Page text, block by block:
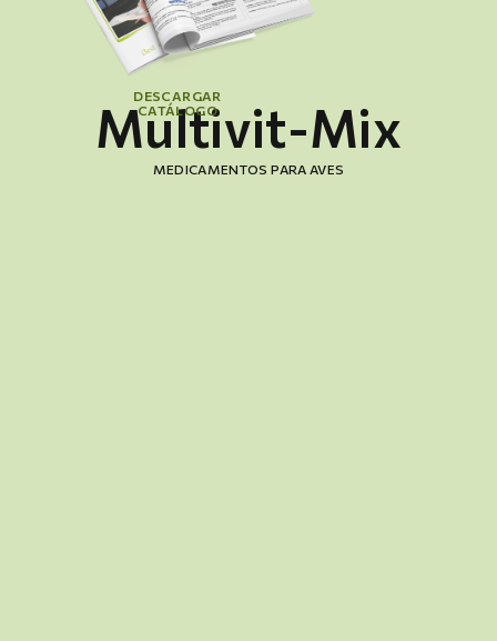
DESCARGAR
CATÁLOGO
Multivit-Mix
MEDICAMENTOS PARA AVES